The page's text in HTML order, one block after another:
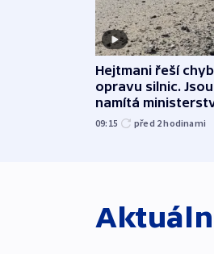
Hejtmani řeší
opravu silnic.
namítá
09:15 před 2hodinami